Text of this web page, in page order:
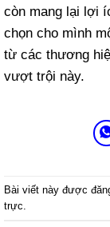
còn mang lại lợi
chọn cho mình
từ các thương
vượt trội này.
Bài viết này được
trực